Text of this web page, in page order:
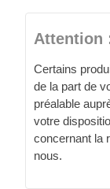
Attention
Certains
de la part de
préalable
votre
concernant la
nous.